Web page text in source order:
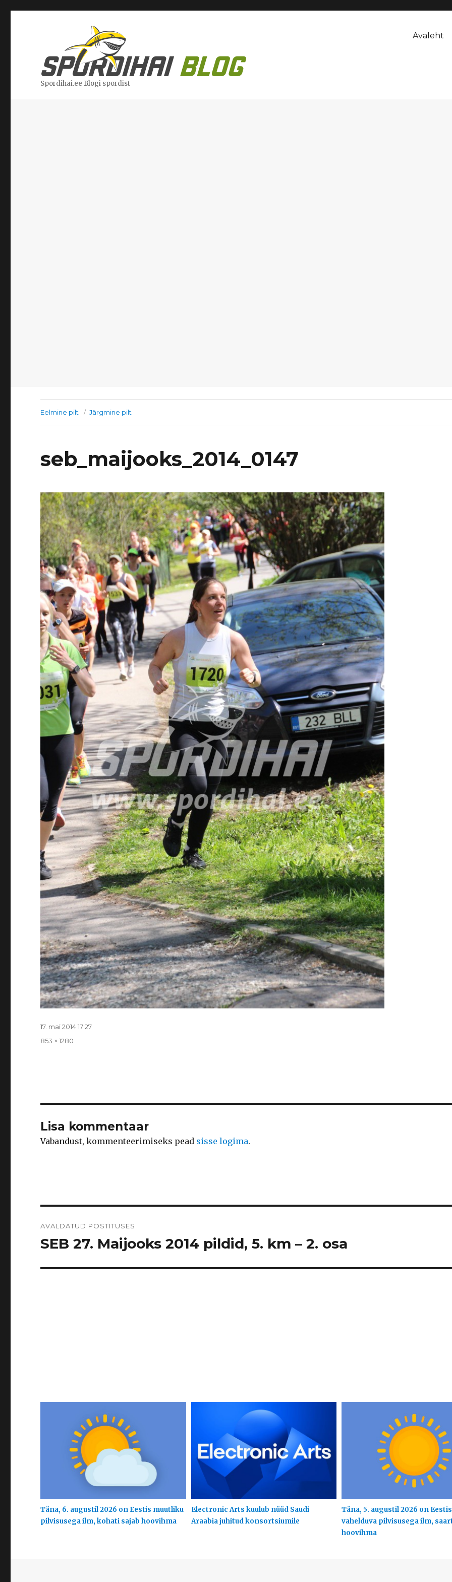
Spordihai.ee Blogi spordist
Avaleht
Eelmine pilt Järgmine pilt
seb_maijooks_2014_0147
Postitatud
17. mai 2014 17:27
Täissuurus
853 × 1280
Lisa kommentaar
Vabandust, kommenteerimiseks pead sisse logima.
AVALDATUD POSTITUSES
SEB 27. Maijooks 2014 pildid, 5. km – 2. osa
Täna, 6. augustil 2026 on Eestis muutliku
pilvisusega ilm, kohati sajab hoovihma
Electronic Arts kuulub nüüd Saudi
Araabia juhitud konsortsiumile
Täna, 5. augustil 2026 on
vahelduva pilvisusega ilm,
hoovihma